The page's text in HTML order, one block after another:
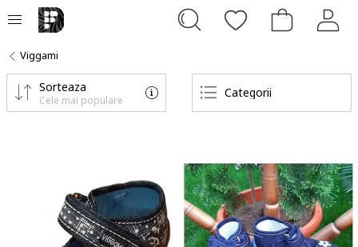
Viggami
Categorii
Sorteaza
Cele mai populare